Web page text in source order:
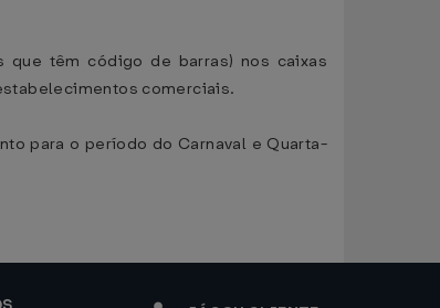
que têm código de barras) nos caixas
comerciais.
para o período do Carnaval e Quarta-